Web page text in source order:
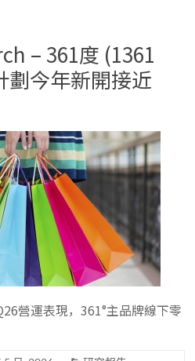
– 361度 (1361
劃今年新開接近
營運表現，361°主品牌線下零